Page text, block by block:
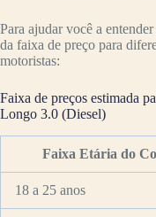
Para ajudar você a
da faixa de preço para
motoristas:
Faixa de preços estimada
Longo 3.0 (Diesel)
Faixa Etária do
18 a 25 anos